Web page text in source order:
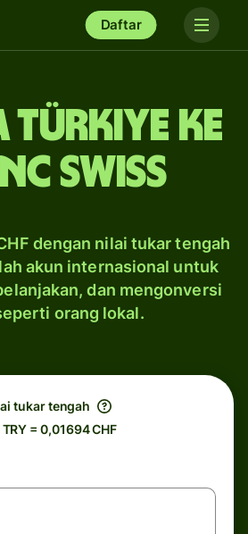
Daftar
ke
Swiss
dengan nilai tukar tengah
akun internasional untuk
dan mengonversi
orang lokal.
tukar tengah
TRY = 0,01694 CHF